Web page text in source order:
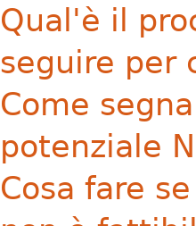
Qual'è il
seguire per
Come
potenziale
Cosa fare